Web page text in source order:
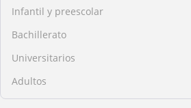
Infantil y preescolar
Bachillerato
Universitarios
Adultos